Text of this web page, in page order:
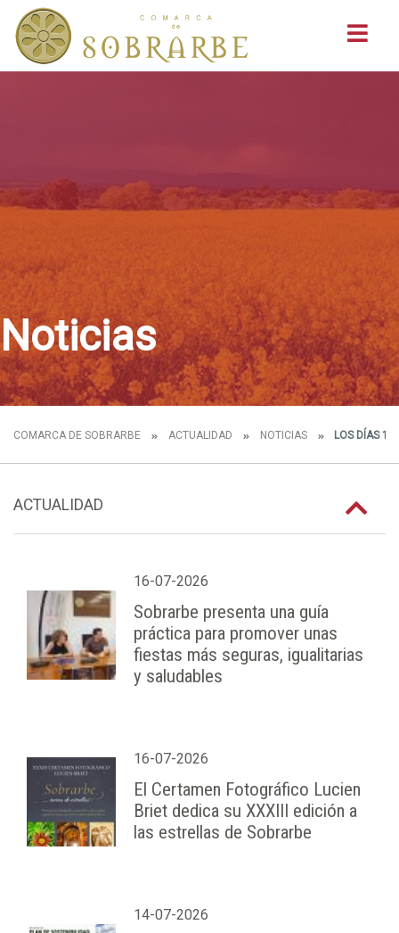
Noticias
COMARCA DE SOBRARBE ACTUALIDAD NOTICIAS LOS DÍAS 13
ACTUALIDAD
16-07-2026
Sobrarbe presenta una guía
práctica para promover unas
fiestas más seguras, igualitarias
y saludables
16-07-2026
El Certamen Fotográfico Lucien
Briet dedica su XXXIII edición a
las estrellas de Sobrarbe
14-07-2026